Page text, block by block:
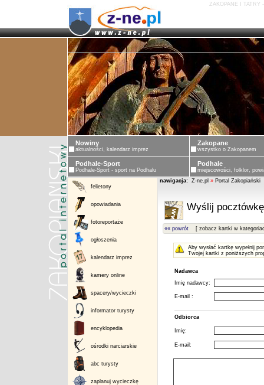
ZAKOPANE I TATRY
Nowiny
aktualności, kalendarz imprez
Zakopane
wszystko o Zakopanem
Podhale-Sport
Podhale-Sport - sport na Podhalu
Podhale
miejscowości, folklor,
felietony
opowiadania
fotoreportaże
ogłoszenia
kalendarz imprez
kamery online
spacery/wycieczki
informator turysty
encyklopedia
ośrodki narciarskie
abc turysty
zaplanuj wycieczkę
nawigacja: Z-ne.pl » Portal Zakopiański
Wyślij
«« powrót [ zobacz kartki w
Aby wysłać kartkę wypełnij
Twojej kartki z poniższych
Nadawca
Imię nadawcy:
E-mail :
Odbiorca
Imię:
E-mail: